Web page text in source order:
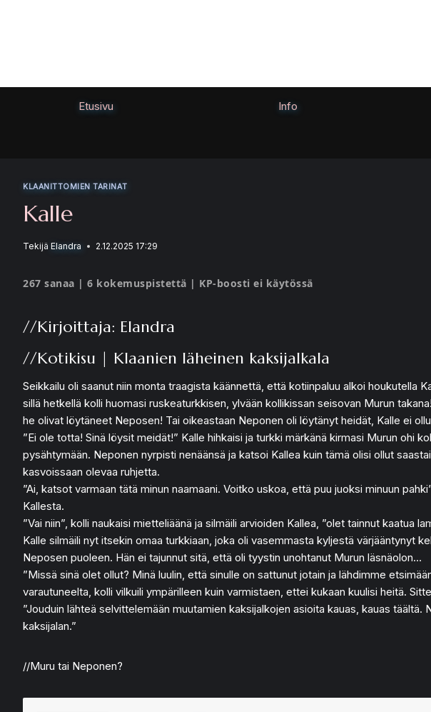
Etusivu Info
KLAANITTOMIEN TARINAT
Kalle
Tekijä Elandra 2.12.2025 17:29
267 sanaa | 6 kokemuspistettä | KP-boosti ei käytössä
//Kirjoittaja: Elandra
//Kotikisu | Klaanien läheinen kaksijalkala
Seikkailu oli saanut niin monta traagista käännettä, että kotiinpaluu alkoi houkutella
sillä hetkellä kolli huomasi ruskeaturkkisen, ylvään kollikissan seisovan Murun
he olivat löytäneet Neposen! Tai oikeastaan Neponen oli löytänyt heidät, Kalle ei
”Ei ole totta! Sinä löysit meidät!” Kalle hihkaisi ja turkki märkänä kirmasi Murun ohi
pysähtymään. Neponen nyrpisti nenäänsä ja katsoi Kallea kuin tämä olisi ollut
kasvoissaan olevaa ruhjetta.
”Ai, katsot varmaan tätä minun naamaani. Voitko uskoa, että puu juoksi minuun
Kallesta.
”Vai niin”, kolli naukaisi mietteliäänä ja silmäili arvioiden Kallea, ”olet tainnut kaatua
Kalle silmäili nyt itsekin omaa turkkiaan, joka oli vasemmasta kyljestä värjääntynyt
Neposen puoleen. Hän ei tajunnut sitä, että oli tyystin unohtanut Murun läsnäolon…
”Missä sinä olet ollut? Minä luulin, että sinulle on sattunut jotain ja lähdimme
varautuneelta, kolli vilkuili ympärilleen kuin varmistaen, ettei kukaan kuulisi heitä.
”Jouduin lähteä selvittelemään muutamien kaksijalkojen asioita kauas, kauas
kaksijalan.”
//Muru tai Neponen?